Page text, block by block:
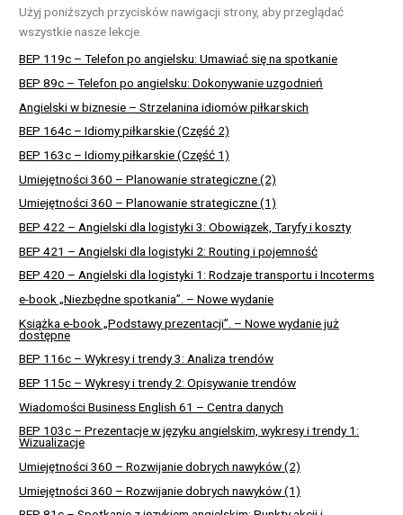
Użyj poniższych przycisków nawigacji strony, aby przeglądać
wszystkie nasze lekcje.
BEP 119c – Telefon po angielsku: Umawiać się na spotkanie
BEP 89c – Telefon po angielsku: Dokonywanie uzgodnień
Angielski w biznesie – Strzelanina idiomów piłkarskich
BEP 164c – Idiomy piłkarskie (Część 2)
BEP 163c – Idiomy piłkarskie (Część 1)
Umiejętności 360 – Planowanie strategiczne (2)
Umiejętności 360 – Planowanie strategiczne (1)
BEP 422 – Angielski dla logistyki 3: Obowiązek, Taryfy i koszty
BEP 421 – Angielski dla logistyki 2: Routing i pojemność
BEP 420 – Angielski dla logistyki 1: Rodzaje transportu i Incoterms
e-book „Niezbędne spotkania”. – Nowe wydanie
Książka e-book „Podstawy prezentacji”. – Nowe wydanie już
dostępne
BEP 116c – Wykresy i trendy 3: Analiza trendów
BEP 115c – Wykresy i trendy 2: Opisywanie trendów
Wiadomości Business English 61 – Centra danych
BEP 103c – Prezentacje w języku angielskim, wykresy i trendy 1:
Wizualizacje
Umiejętności 360 – Rozwijanie dobrych nawyków (2)
Umiejętności 360 – Rozwijanie dobrych nawyków (1)